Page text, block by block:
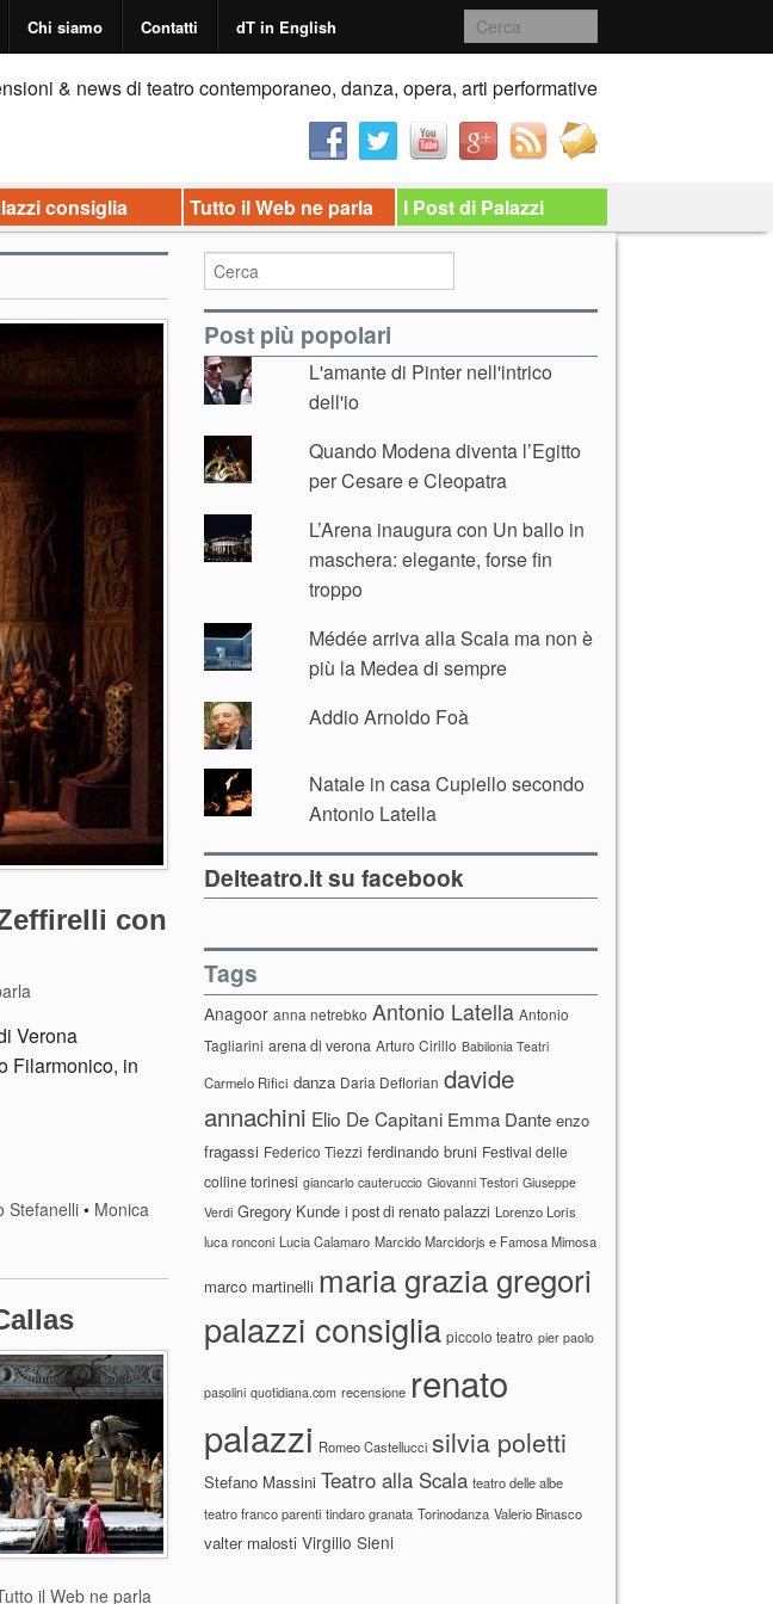
Chi siamo Contatti dT in English
& news di teatro contemporaneo, danza, opera, arti performative
consiglia Tutto il Web ne parla I Post di Palazzi
con
Verona
Filarmonico, in
Stefanelli • Monica
il Web ne parla
Post più popolari
L'amante di Pinter nell'intrico
dell'io
Quando Modena diventa l’Egitto
per Cesare e Cleopatra
L’Arena inaugura con Un ballo in
maschera: elegante, forse fin
troppo
Médée arriva alla Scala ma non è
più la Medea di sempre
Addio Arnoldo Foà
Natale in casa Cupiello secondo
Antonio Latella
Delteatro.it su facebook
Tags
Anagoor anna netrebko Antonio Latella Antonio
Tagliarini arena di verona Arturo Cirillo Babilonia Teatri
Carmelo Rifici danza Daria Deflorian davide
annachini Elio De Capitani Emma Dante enzo
fragassi Federico Tiezzi ferdinando bruni Festival delle
colline torinesi giancarlo cauteruccio Giovanni Testori Giuseppe
Verdi Gregory Kunde i post di renato palazzi Lorenzo Loris
luca ronconi Lucia Calamaro Marcido Marcidorjs e Famosa Mimosa
marco martinelli maria grazia gregori
palazzi consiglia piccolo teatro pier paolo
pasolini quotidiana.com recensione renato
palazzi Romeo Castellucci silvia poletti
Stefano Massini Teatro alla Scala teatro delle albe
teatro franco parenti tindaro granata Torinodanza Valerio Binasco
valter malosti Virgilio Sieni